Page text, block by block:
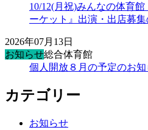
10/12(月祝)みんなの体育
ーケット』出演・出店募
2026年07月13日
お知らせ総合体育館
個人開放８月の予定のお
カテゴリー
お知らせ